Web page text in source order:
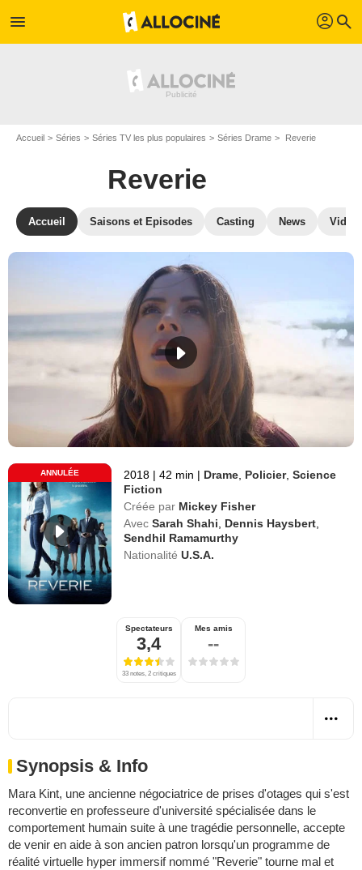
menu profil search
Accueil Séries Séries TV les plus populaires Séries Drame Reverie
Reverie
Accueil Saisons et Episodes Casting News
ANNULÉE 2018 | 42 min | Drame Policier,Science
Fiction
Créée par Mickey Fisher
Avec Sarah Shahi Dennis Haysbert
Sendhil Ramamurthy
Nationalité U.S.A.
Spectateurs
3,4
33 notes, 2 critiques
Mes amis
--
Synopsis & Info
Mara Kint, une ancienne négociatrice de prises d'otages qui s'est
reconvertie en professeure d'université spécialisée dans le
comportement humain suite à une tragédie personnelle, accepte
de venir en aide à son ancien patron lorsqu'un programme de
réalité virtuelle hyper immersif nommé "Reverie" tourne mal et